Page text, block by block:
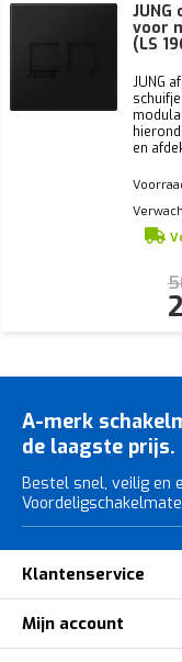
voor
(LS
JUNG
en
A-merk
de laagste prijs.
Bestel snel, veilig en
Klantenservice
Mijn account